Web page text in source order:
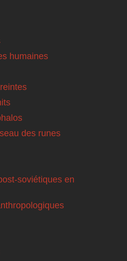
humaines
des runes
soviétiques en